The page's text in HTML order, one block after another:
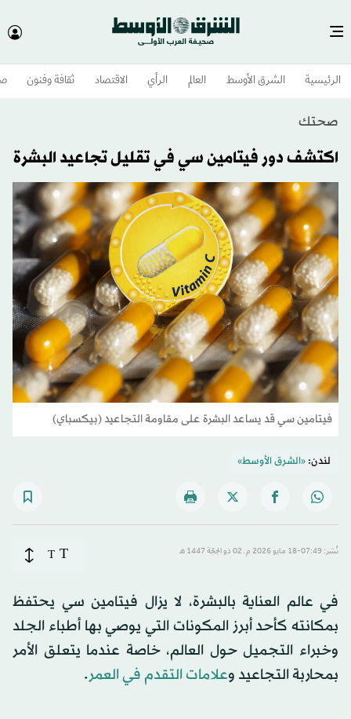
الرئيسية الشرق الأوسط​ العالم الرأي الاقتصاد ثقافة وفنون
صحتك
اكتشف دور فيتامين سي في تقليل تجاعيد البشرة
فيتامين سي قد يساعد البشرة على مقاومة التجاعيد (بيكسباي)
لندن:«الشرق الأوسط»
نُشر: 07:49-18 مايو 2026 م ـ 02 ذو الحِجّة 1447 هـ T
T
في عالم العناية بالبشرة، لا يزال فيتامين سي يحتفظ
بمكانته كأحد أبرز المكونات التي يوصي بها أطباء الجلد
وخبراء التجميل حول العالم، خاصة عندما يتعلق الأمر
بمحاربة التجاعيد وعلامات التقدم في العمر.